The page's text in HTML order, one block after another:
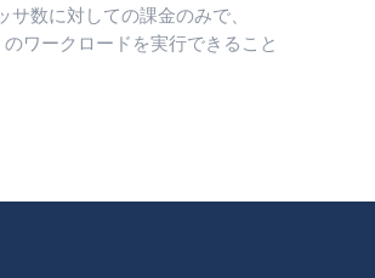
数に対しての課金のみで、
ワークロードを実行できること